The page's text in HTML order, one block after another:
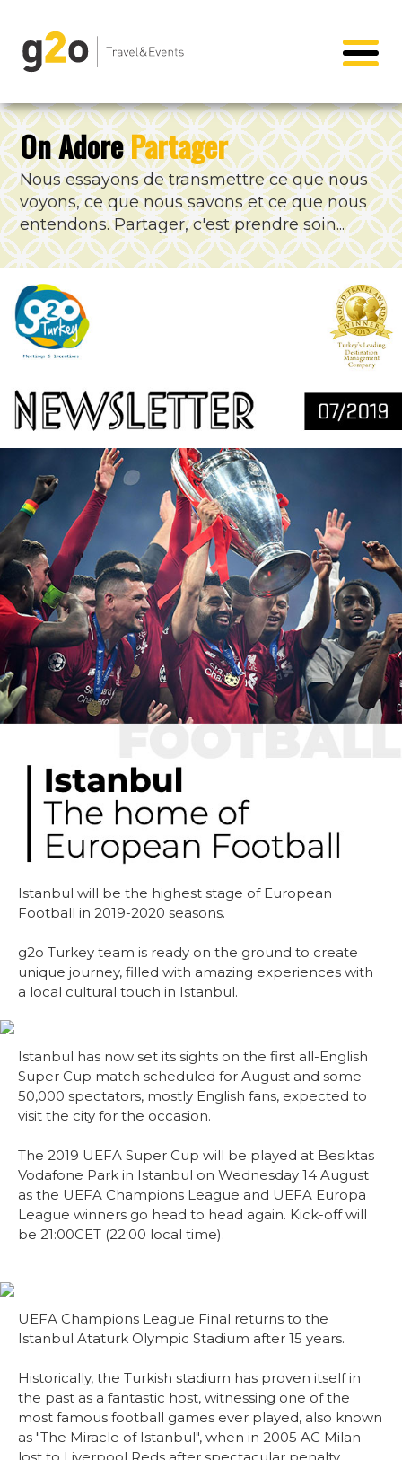
On AdorePartager
Nous essayons de transmettre ce que nous
voyons, ce que nous savons et ce que nous
entendons. Partager, c'est prendre soin...